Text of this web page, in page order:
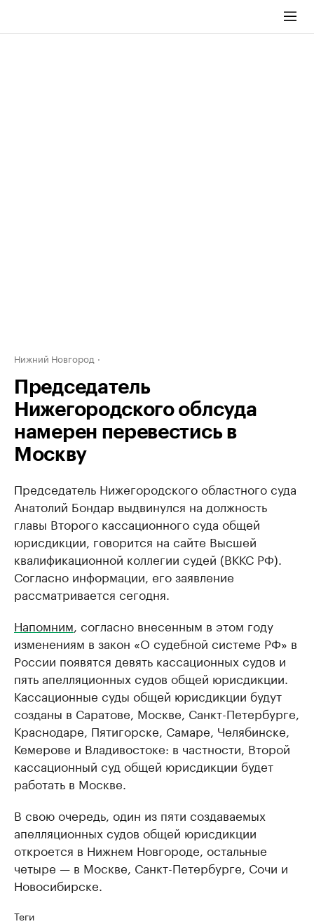
Нижний Новгород
Председатель
Нижегородского облсуда
намерен перевестись в
Москву
Председатель Нижегородского областного суда
Анатолий Бондар выдвинулся на должность
главы Второго кассационного суда общей
юрисдикции, говорится на сайте Высшей
квалификационной коллегии судей (ВККС РФ).
Согласно информации, его заявление
рассматривается сегодня.
Напомним , согласно внесенным в этом году
изменениям в закон «О судебной системе РФ» в
России появятся девять кассационных судов и
пять апелляционных судов общей юрисдикции.
Кассационные суды общей юрисдикции будут
созданы в Саратове, Москве, Санкт-Петербурге,
Краснодаре, Пятигорске, Самаре, Челябинске,
Кемерове и Владивостоке: в частности, Второй
кассационный суд общей юрисдикции будет
работать в Москве.
В свою очередь, один из пяти создаваемых
апелляционных судов общей юрисдикции
откроется в Нижнем Новгороде, остальные
четыре — в Москве, Санкт-Петербурге, Сочи и
Новосибирске.​
Теги